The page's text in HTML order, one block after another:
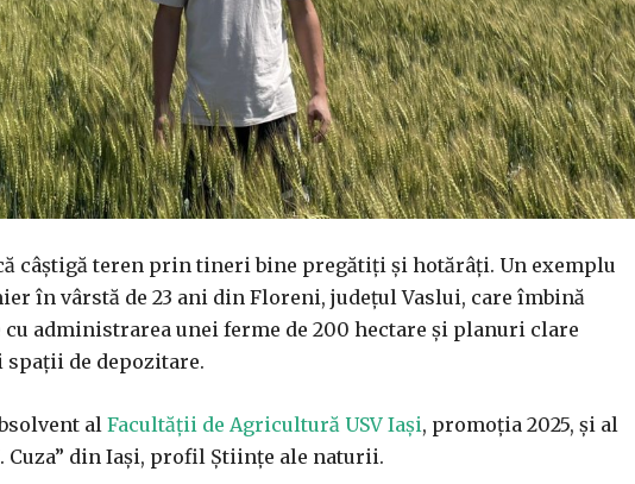
câștigă teren prin tineri bine pregătiți și hotărâți. Un exemplu
în vârstă de 23 ani din Floreni, județul Vaslui, care îmbină
administrarea unei ferme de 200 hectare și planuri clare
de depozitare.
al Facultății de Agricultură USV Iași, promoția 2025, și al
Cuza” din Iași, profil Științe ale naturii.